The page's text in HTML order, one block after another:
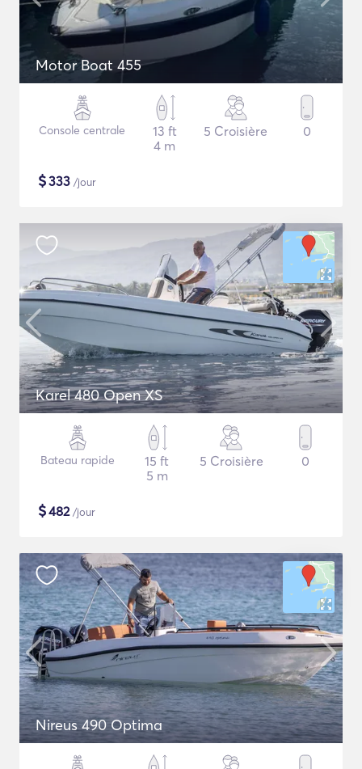
Motor Boat 455
Console centrale
13 ft
4 m
5 Croisière 0
$333 /jour
Karel 480 Open XS
Bateau rapide
15 ft
5 m
5 Croisière 0
$482/jour
Nireus 490 Optima